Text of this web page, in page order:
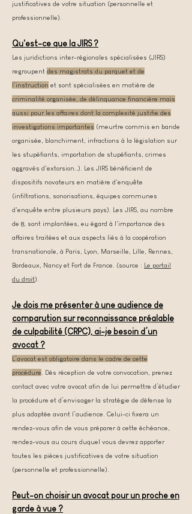
justificatives de votre situation (personnelle et
professionnelle).
Qu'est-ce que la JIRS ?
Les juridictions inter-régionales spécialisées (JIRS)
regroupent des magistrats du parquet et de
l’instruction et sont spécialisées en matière de
criminalité organisée, de délinquance financière mais
aussi pour les affaires dont la complexité justifie des
investigations importantes (meurtre commis en bande
organisée, blanchiment, infractions à la législation sur
les stupéfiants, importation de stupéfiants, crimes
aggravés d'extorsion…). Les JIRS bénéficient de
dispositifs novateurs en matière d'enquête
(infiltrations, sonorisations, équipes communes
d'enquête entre plusieurs pays). Les JIRS, au nombre
de 8, sont implantées, eu égard à l'importance des
affaires traitées et aux aspects liés à la coopération
transnationale, à Paris, Lyon, Marseille, Lille, Rennes,
Bordeaux, Nancy et Fort de France. (source : Le portail
du droit).
Je dois me présenter à une audience de
comparution sur reconnaissance préalable
de culpabilité (CRPC), ai-je besoin d’un
avocat ?
L’avocat est obligatoire dans le cadre de cette
procédure . Dès réception de votre convocation, prenez
contact avec votre avocat afin de lui permettre d’étudier
la procédure et d’envisager la stratégie de défense la
plus adaptée avant l’audience. Celui-ci fixera un
rendez-vous afin de vous préparer à cette échéance,
rendez-vous au cours duquel vous devrez apporter
toutes les pièces justificatives de votre situation
(personnelle et professionnelle).
Peut-on choisir un avocat pour un proche en
garde à vue ?